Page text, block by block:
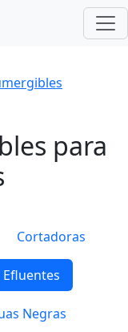
para
Cortadoras
Efluentes
Negras